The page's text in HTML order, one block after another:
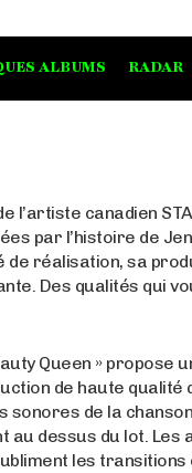
ALBUMS RADAR
l’artiste canadien
par l’histoire de
de réalisation, sa
Des qualités qui
Queen » propose
de haute qualité
de la
au dessus du lot.
les transitions